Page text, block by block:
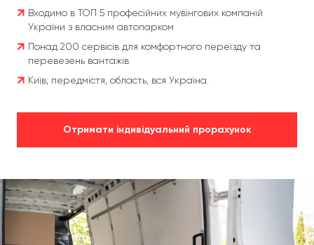
Входимо в ТОП 5 професійних мувінгових компаній
України з власним автопарком
Понад 200 сервісів для комфортного переїзду та
перевезень вантажів
Київ, передмістя, область, вся Україна.
Отримати індивідуальний прорахунок